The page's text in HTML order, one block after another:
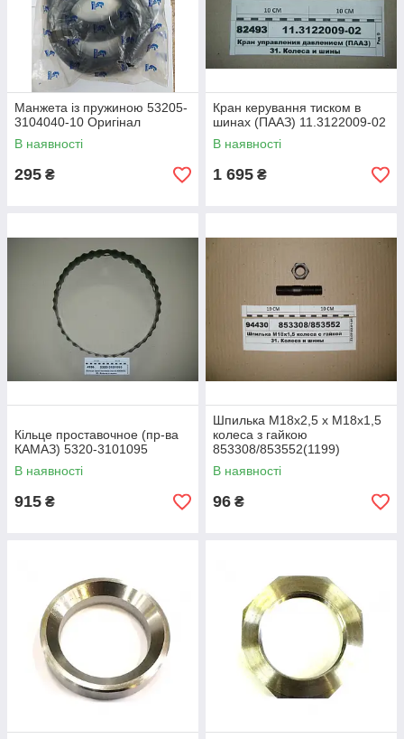
Манжета із пружиною 53205-
3104040-10 Оригінал
В наявності
295 ₴
Кран керування тиском в
шинах (ПААЗ) 11.3122009-02
В наявності
1 695 ₴
Кільце проставочное (пр-ва
КАМАЗ) 5320-3101095
В наявності
915 ₴
Шпилька М18х2,5 х М18х1,5
колеса з гайкою
853308/853552(1199)
В наявності
96 ₴